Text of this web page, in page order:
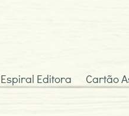
Espiral Editora Cartão